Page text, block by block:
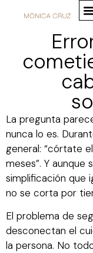
La pregunta
nunca lo es.
general: “córtate
meses”. Y aunque
simplificación que
no se corta por
El problema de
desconectan el
la persona. No